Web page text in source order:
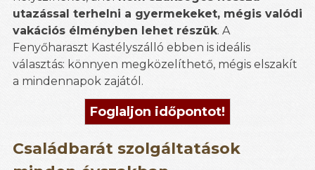
utazással terhelni a gyermekeket, mégis valódi
vakációs élményben lehet részük. A
Fenyőharaszt Kastélyszálló ebben is ideális
választás: könnyen megközelíthető, mégis elszakít
a mindennapok zajától.
Foglaljon időpontot!
Családbarát szolgáltatások